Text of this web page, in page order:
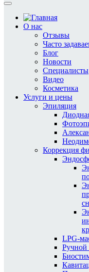
О нас
Отзывы
Часто
Блог
Новости
Специалисты
Видео
Косметика
Услуги и цены
Эпиляция
Коррекция
LPG-
Ручной